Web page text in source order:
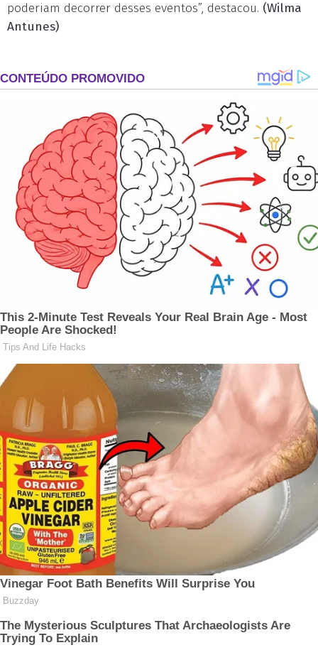
poderiam decorrer desses eventos”, destacou. (Wilma
Antunes)